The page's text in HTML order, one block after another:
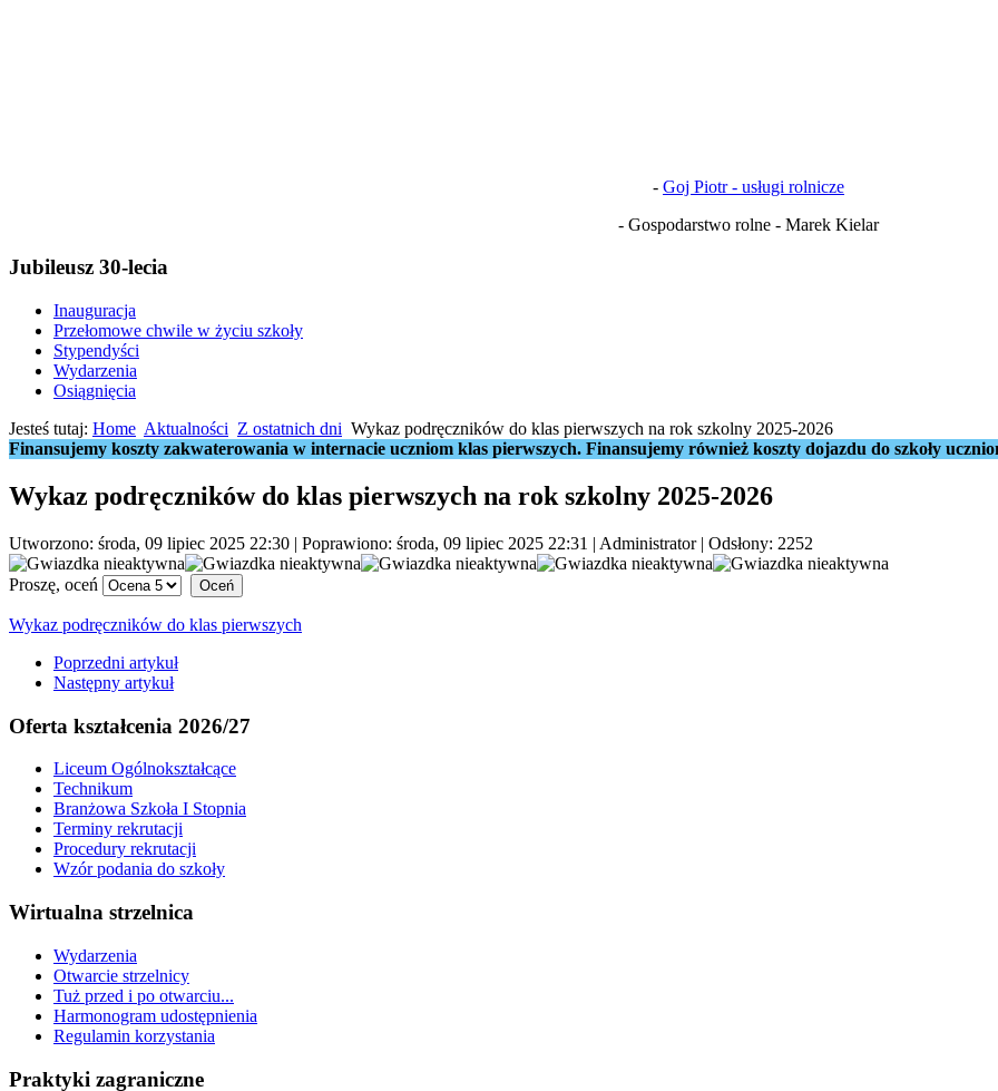
- Goj Piotr - usługi rolnicze
- Gospodarstwo rolne - Marek Kielar
Jubileusz 30-lecia
Inauguracja
Przełomowe chwile w życiu szkoły
Stypendyści
Wydarzenia
Osiągnięcia
Jesteś tutaj: Home Aktualności Z ostatnich dni Wykaz podręczników do klas pierwszych na rok szkolny 2025-2026
Finansujemy koszty zakwaterowania w internacie uczniom klas pierwszych. Finansujemy również koszty dojazdu do szkoły
Wykaz podręczników do klas pierwszych na rok szkolny 2025-2026
Utworzono: środa, 09 lipiec 2025 22:30 | Poprawiono: środa, 09 lipiec 2025 22:31 | Administrator| Odsłony: 2252
Proszę, oceń
Wykaz podręczników do klas pierwszych
Poprzedni artykuł
Następny artykuł
Oferta kształcenia 2026/27
Liceum Ogólnokształcące
Technikum
Branżowa Szkoła I Stopnia
Terminy rekrutacji
Procedury rekrutacji
Wzór podania do szkoły
Wirtualna strzelnica
Wydarzenia
Otwarcie strzelnicy
Tuż przed i po otwarciu...
Harmonogram udostępnienia
Regulamin korzystania
Praktyki zagraniczne